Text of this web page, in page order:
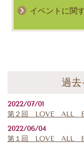
イベントに関
過去
2022/07/01
第２回 LOVE ALL
2022/06/04
第１回 LOVE ALL